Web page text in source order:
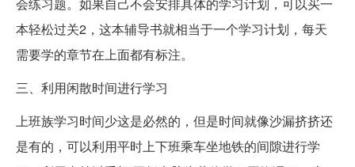
本轻松过关2，这本辅导书就相当于一个学习计划，每天
需要学的章节在上面都有标注。
三、利用闲散时间进行学习
上班族学习时间少这是必然的，但是时间就像沙漏挤挤还
是有的，可以利用平时上下班乘车坐地铁的间隙进行学